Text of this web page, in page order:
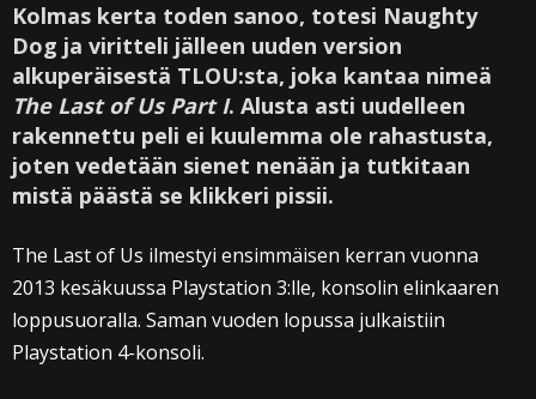
Kolmas kerta toden sanoo, totesi Naughty
Dog ja viritteli jälleen uuden version
alkuperäisestä TLOU:sta, joka kantaa nimeä
The Last of Us Part I. Alusta asti uudelleen
rakennettu peli ei kuulemma ole rahastusta,
joten vedetään sienet nenään ja tutkitaan
mistä päästä se klikkeri pissii.
The Last of Us ilmestyi ensimmäisen kerran vuonna
2013 kesäkuussa Playstation 3:lle, konsolin elinkaaren
loppusuoralla. Saman vuoden lopussa julkaistiin
Playstation 4-konsoli.